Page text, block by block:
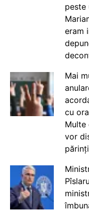
peste
eram
Mai
cu
Multe
vor